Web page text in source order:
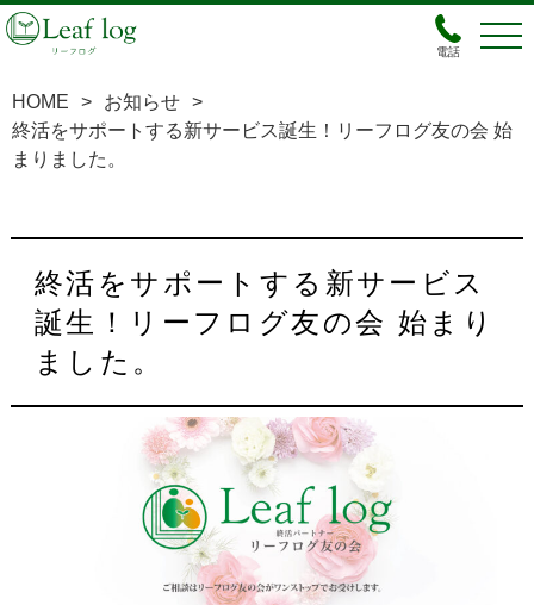
電話
HOME > お知らせ >
終活をサポートする新サービス誕生！リーフログ友の会 始
まりました。
終活をサポートする新サービス
誕生！リーフログ友の会 始まり
ました。